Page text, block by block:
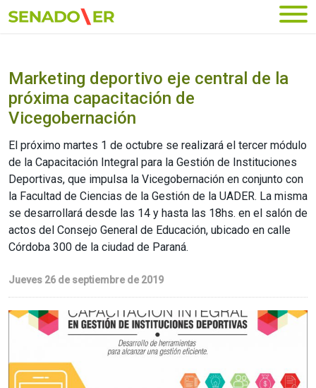
Ir al menú principal
Marketing deportivo eje central de la
próxima capacitación de
Vicegobernación
El próximo martes 1 de octubre se realizará el tercer módulo
de la Capacitación Integral para la Gestión de Instituciones
Deportivas, que impulsa la Vicegobernación en conjunto con
la Facultad de Ciencias de la Gestión de la UADER. La misma
se desarrollará desde las 14 y hasta las 18hs. en el salón de
actos del Consejo General de Educación, ubicado en calle
Córdoba 300 de la ciudad de Paraná.
Jueves 26 de septiembre de 2019